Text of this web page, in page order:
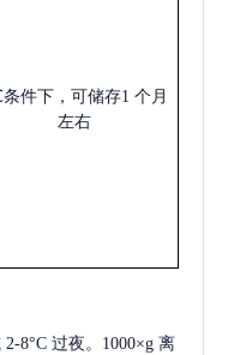
件下，可储存1 个月
左右
2-8°C 过夜。1000×g 离